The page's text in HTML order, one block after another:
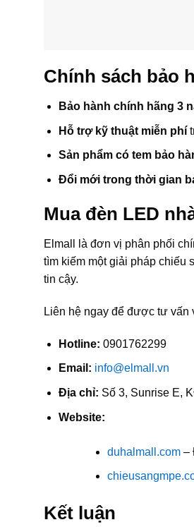
Chính sách bảo
Bảo hành chính hãng 3
Hỗ trợ kỹ thuật miễn phí
Sản phẩm có tem bảo
Đổi mới trong thời gian
Mua đèn LED
Elmall là đơn vị phân phối
tìm kiếm một giải pháp chiếu
tin cậy.
Liên hệ ngay để được tư vấn
Hotline: 0901762299
Email: info@elmall.vn
Địa chỉ: Số 3, Sunrise E,
Website:
duhalmall.com–
Kết luận